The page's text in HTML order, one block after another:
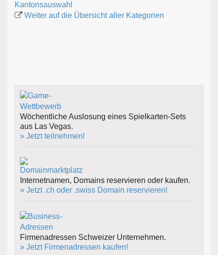
Kantonsauswahl
Weiter auf die Übersicht aller Kategorien
Wöchentliche Auslosung eines Spielkarten-Sets
aus Las Vegas.
» Jetzt teilnehmen!
Internetnamen, Domains reservieren oder kaufen.
» Jetzt .ch oder .swiss Domain reservieren!
Firmenadressen Schweizer Unternehmen.
» Jetzt Firmenadressen kaufen!